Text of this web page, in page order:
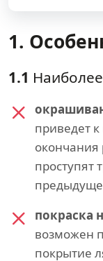
1.
1.1
приведет
окончания
проступят
покраска
возможен
покрытие